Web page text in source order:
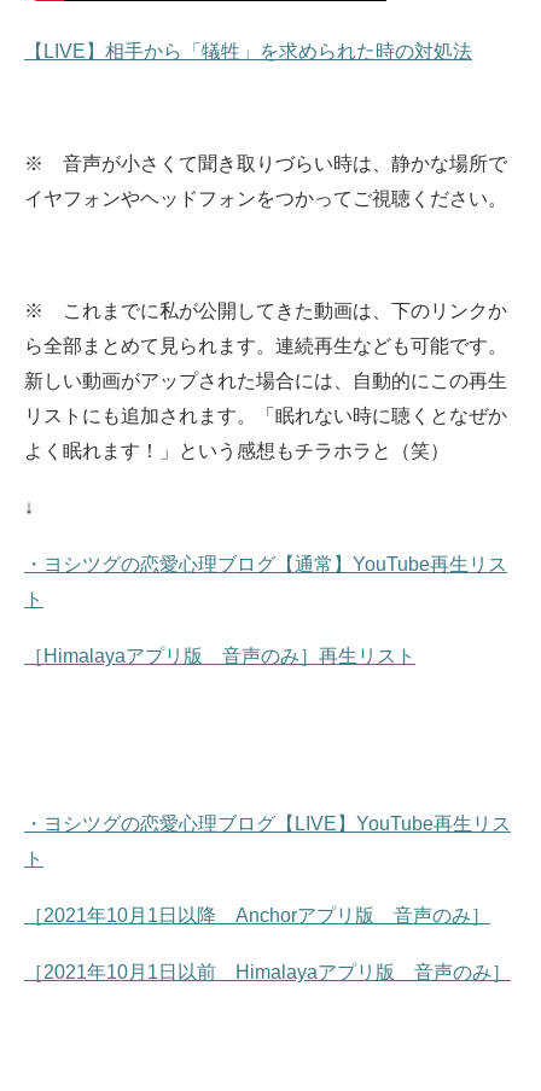
【LIVE】相手から「犠牲」を求められた時の対処法
※ 音声が小さくて聞き取りづらい時は、静かな場所で
イヤフォンやヘッドフォンをつかってご視聴ください。
※ これまでに私が公開してきた動画は、下のリンクか
ら全部まとめて見られます。 連続再生なども可能です。
新しい動画がアップされた場合には、自動的にこの再生
リストにも追加されます。
「眠れない時に聴くとなぜか
よく眠れます！」という感想もチラホラと（笑）
↓
・ヨシツグの恋愛心理ブログ【通常】YouTube再生リス
ト
［Himalayaアプリ版 音声のみ］再生リスト
・ヨシツグの恋愛心理ブログ【LIVE】YouTube再生リス
ト
［2021年10月1日以降 Anchorアプリ版 音声のみ］
［2021年10月1日以前 Himalayaアプリ版 音声のみ］